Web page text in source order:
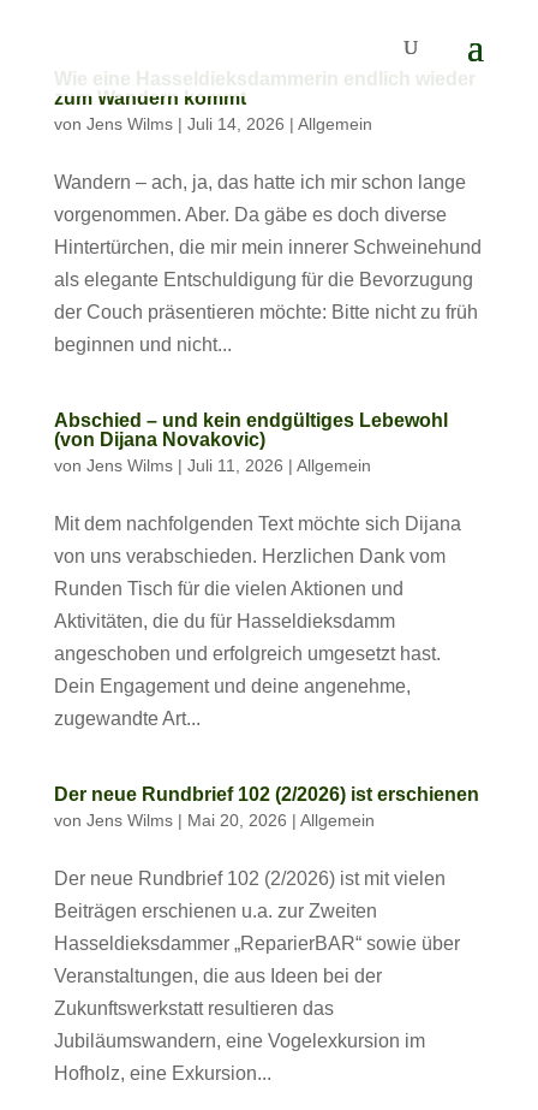
Wie eine Hasseldieksdammerin endlich wieder
zum Wandern kommt
von Jens Wilms| Juli 14, 2026 | Allgemein
Wandern – ach, ja, das hatte ich mir schon lange
vorgenommen. Aber. Da gäbe es doch diverse
Hintertürchen, die mir mein innerer Schweinehund
als elegante Entschuldigung für die Bevorzugung
der Couch präsentieren möchte: Bitte nicht zu früh
beginnen und nicht...
Abschied – und kein endgültiges Lebewohl
(von Dijana Novakovic)
von Jens Wilms| Juli 11, 2026 | Allgemein
Mit dem nachfolgenden Text möchte sich Dijana
von uns verabschieden. Herzlichen Dank vom
Runden Tisch für die vielen Aktionen und
Aktivitäten, die du für Hasseldieksdamm
angeschoben und erfolgreich umgesetzt hast.
Dein Engagement und deine angenehme,
zugewandte Art...
Der neue Rundbrief 102 (2/2026) ist erschienen
von Jens Wilms| Mai 20, 2026 | Allgemein
Der neue Rundbrief 102 (2/2026) ist mit vielen
Beiträgen erschienen u.a. zur Zweiten
Hasseldieksdammer „ReparierBAR“ sowie über
Veranstaltungen, die aus Ideen bei der
Zukunftswerkstatt resultieren das
Jubiläumswandern, eine Vogelexkursion im
Hofholz, eine Exkursion...